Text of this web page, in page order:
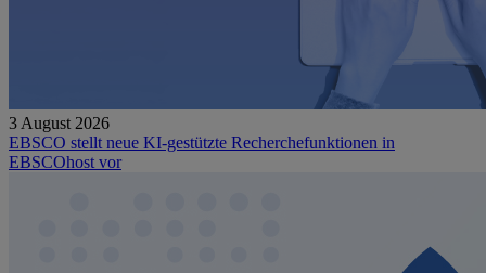
3 August 2026
EBSCO stellt neue KI-gestützte Recherchefunktionen in
EBSCOhost vor